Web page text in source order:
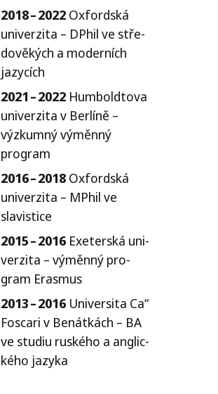
2018 – 2022 Oxfordská
uni­ver­zi­ta – DPhil ve stře­
do­vě­kých a moder­ních
jazycích
2021 – 2022 Humboldtova
uni­ver­zi­ta v Berlíně –
výzkum­ný výměn­ný
program
2016 – 2018 Oxfordská
uni­ver­zi­ta – MPhil ve
slavistice
2015 – 2016 Exeterská uni­
ver­zi­ta – výměn­ný pro­
gram Erasmus
2013 – 2016 Universita Ca“
Foscari v Benátkách – BA
ve stu­diu rus­ké­ho a ang­lic­
ké­ho jazy­ka